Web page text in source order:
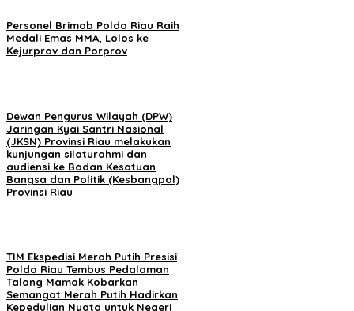
Personel Brimob Polda Riau Raih
Medali Emas MMA, Lolos ke
Kejurprov dan Porprov
Dewan Pengurus Wilayah (DPW)
Jaringan Kyai Santri Nasional
(JKSN) Provinsi Riau melakukan
kunjungan silaturahmi dan
audiensi ke Badan Kesatuan
Bangsa dan Politik (Kesbangpol)
Provinsi Riau
TIM Ekspedisi Merah Putih Presisi
Polda Riau Tembus Pedalaman
Talang Mamak Kobarkan
Semangat Merah Putih Hadirkan
Kepedulian Nyata untuk Negeri